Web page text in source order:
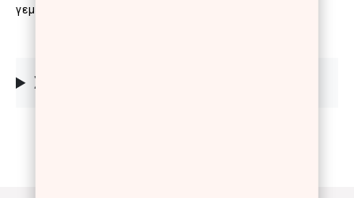
γεμάτο χρώμα και ομοιόμορφο αποτέλεσμα.
ΣΥΣΤΑΤΙΚΑ